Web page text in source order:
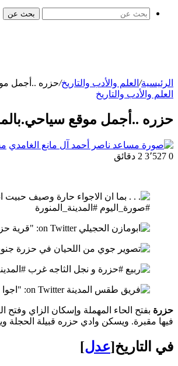
بحث عن
الرئيسية/ العلم والأدب والتاريخ/حزره ..أجمل
العلم والأدب والتاريخ
حزره ..أجمل موقع
0
2 دقائق
حزرة بفتح الحاء المهملة وإسكان الزاي وفتح الراء
فيها مقبرة. ويسكن وادي حزره قبيلة الحجلة
في التاريخ[عدل]